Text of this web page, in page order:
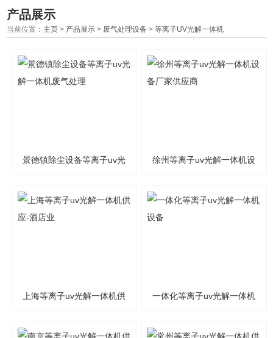
产品展示
当前位置： 主页 > 产品展示 > 废气处理设备 >等离子UV光解一体机
景德镇除尘设备等离子uv光 徐州等离子uv光解一体机设
上海等离子uv光解一体机供 一体化等离子uv光解一体机